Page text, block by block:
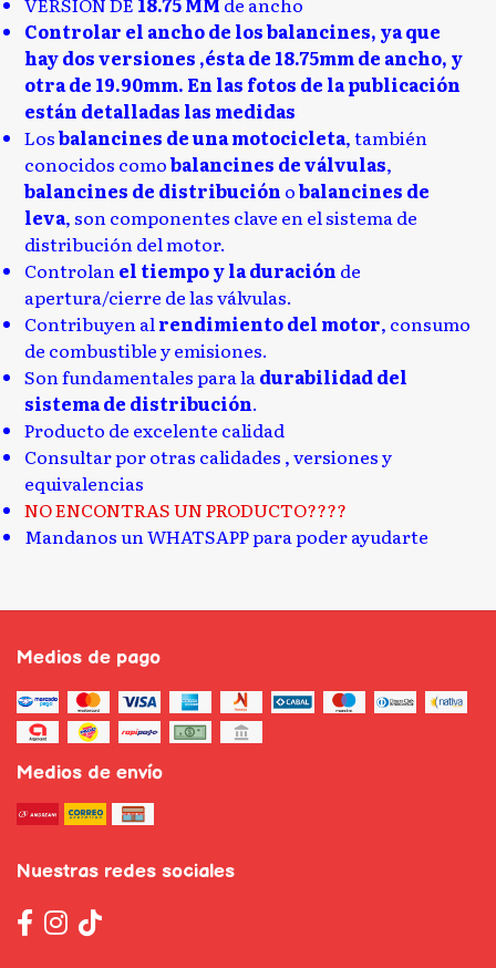
Controlar el ancho de los balancines, ya que
hay dos versiones ,ésta de 18.75mm de ancho, y
otra de 19.90mm. En las fotos de la publicación
están detalladas las medidas
Losbalancines de una motocicleta, también
conocidos comobalancines de válvulas,
balancines de distribución obalancines de
leva, son componentes clave en el sistema de
distribución del motor.
Controlanel tiempo y la duración de
apertura/cierre de las válvulas.
Contribuyen alrendimiento del motor, consumo
de combustible y emisiones.
Son fundamentales para ladurabilidad del
sistema de distribución.
Producto de excelente calidad
Consultar por otras calidades , versiones y
equivalencias
NO ENCONTRAS UN PRODUCTO????
Mandanos un WHATSAPP para poder ayudarte
Medios de pago
Medios de envío
Nuestras redes sociales